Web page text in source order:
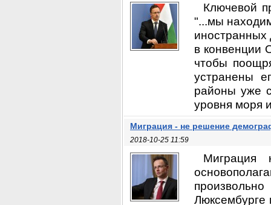
Ключевой
"...мы
иностранных
в конвенции
чтобы
устранены
районы уже
уровня моря
Миграция - не решение
2018-10-25 11:59
Люксембурге